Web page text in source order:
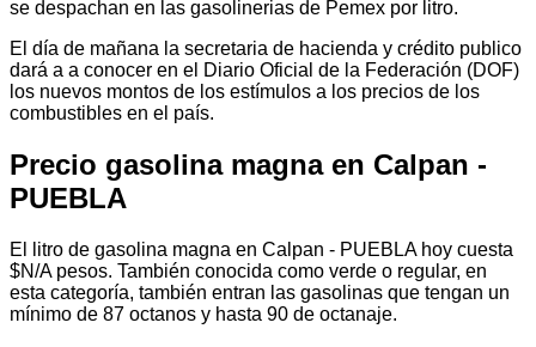
se despachan en las gasolinerias de Pemex por litro.
El día de mañana la secretaria de hacienda y crédito publico
dará a a conocer en el Diario Oficial de la Federación (DOF)
los nuevos montos de los estímulos a los precios de los
combustibles en el país.
Precio gasolina magna en Calpan -
PUEBLA
El litro de gasolina magna en Calpan - PUEBLA hoy cuesta
$N/A pesos. También conocida como verde o regular, en
esta categoría, también entran las gasolinas que tengan un
mínimo de 87 octanos y hasta 90 de octanaje.